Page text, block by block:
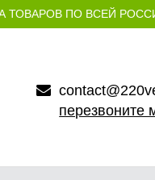
ТОВАРОВ ПО ВСЕЙ
перезвоните